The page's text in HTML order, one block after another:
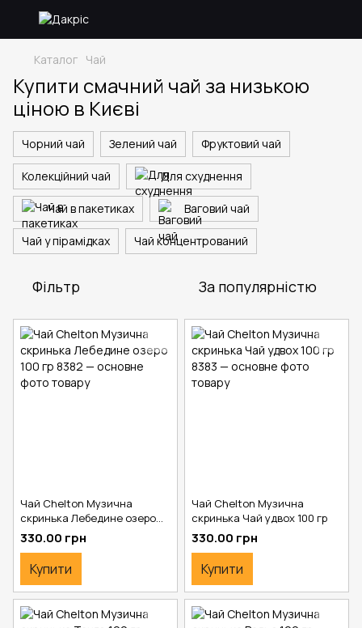
Каталог Чай
Купити смачний чай за низькою
ціною в Києві
Чорний чай Зелений чай Фруктовий чай
Колекційний чай Для схуднення
Чай в пакетиках Ваговий чай
Чай у пірамідках Чай концентрований
Фільтр За популярністю
Чай Chelton Музична
скринька Лебедине озеро
100 гр
330.00 грн
Купити
Чай Chelton Музична
скринька Чай удвох 100 гр
330.00 грн
Купити